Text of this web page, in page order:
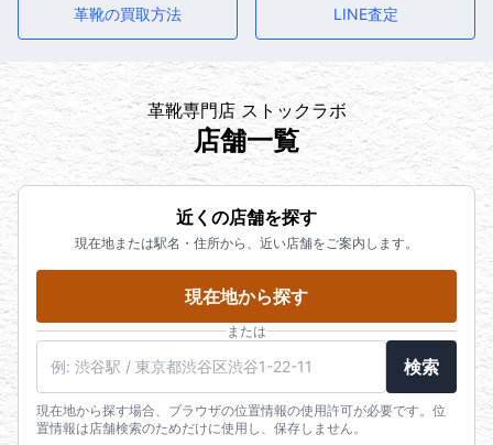
革靴の買取方法 LINE査定
革靴専門店 ストックラボ
店舗一覧
近くの店舗を探す
現在地または駅名・住所から、近い店舗をご案内します。
現在地から探す
または
検索
現在地から探す場合、ブラウザの位置情報の使用許可が必要です。位
置情報は店舗検索のためだけに使用し、保存しません。